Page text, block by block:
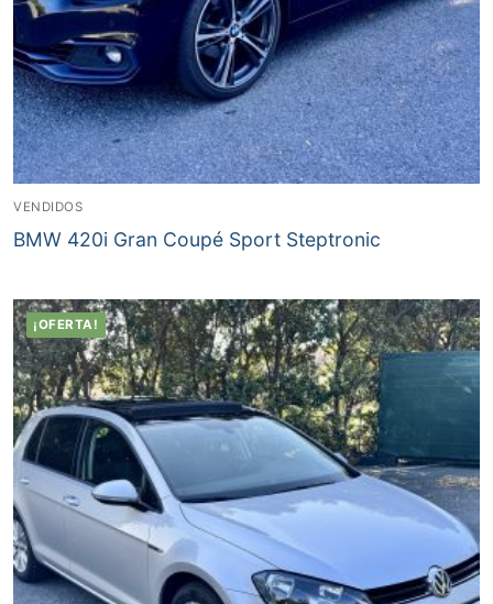
VENDIDOS
BMW 420i Gran Coupé Sport Steptronic
¡OFERTA!